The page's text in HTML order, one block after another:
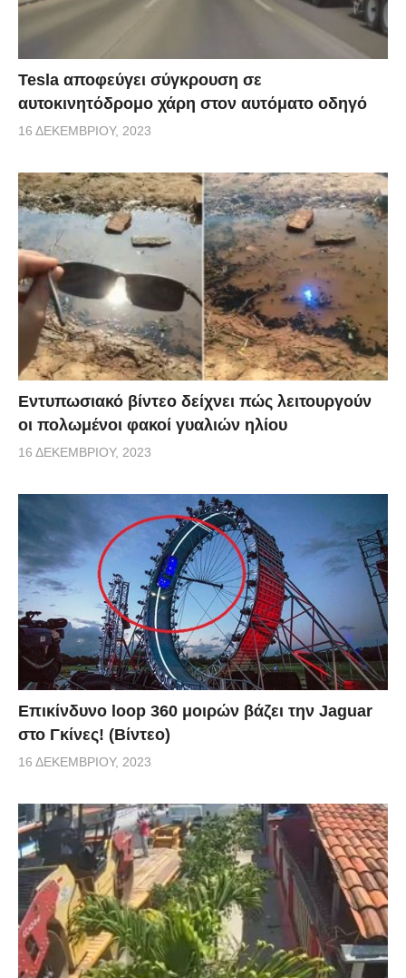
Tesla αποφεύγει σύγκρουση σε
αυτοκινητόδρομο χάρη στον αυτόματο οδηγό
16 ΔΕΚΕΜΒΡΊΟΥ, 2023
Εντυπωσιακό βίντεο δείχνει πώς λειτουργούν
οι πολωμένοι φακοί γυαλιών ηλίου
16 ΔΕΚΕΜΒΡΊΟΥ, 2023
Επικίνδυνο loop 360 μοιρών βάζει την Jaguar
στο Γκίνες! (Βίντεο)
16 ΔΕΚΕΜΒΡΊΟΥ, 2023